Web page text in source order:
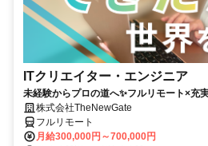
ITクリエイター・エンジニア
未経験からプロの道へ✨フルリモート×充
株式会社TheNewGate
フルリモート
月給300,000円～700,000円